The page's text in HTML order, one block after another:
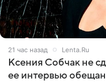
21 час назад Lenta.Ru
Ксения Собчак не
ее интервью